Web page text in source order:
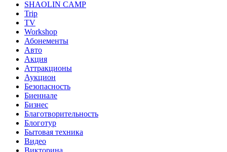
SHAOLIN CAMP
Trip
TV
Workshop
Абонементы
Авто
Акция
Аттракционы
Аукцион
Безопасность
Биеннале
Бизнес
Благотворительность
Блоготур
Бытовая техника
Видео
Викторина